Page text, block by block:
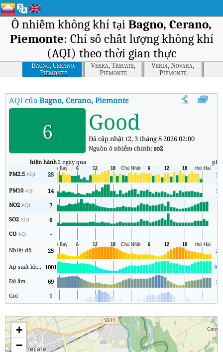
Ô nhiễm không khí tại Bagno, Cerano,
Piemonte: Chỉ số chất lượng không khí
(AQI) theo thời gian thực
Bagno, Cerano,
Piemonte
Verra, Trecate,
Piemonte
Verdi, Novara,
Piemonte
AQI củaBagno, Cerano, Piemonte Chỉ số chất lượng không khí
6 Good
Đã cập nhật t2, 3 tháng 8 2026 02:00
Nguồn ô nhiễm chính:so2
hiện hành2 ngày qua
PM2.5AQI 25 17
PM10AQI 14
10
NO2AQI 7
SO2AQI 6
COAQI -
Nhiệt độ. 25 22
Áp suất không khí 1001
997
Độ ẩm
69
38
Gió
1
+
−